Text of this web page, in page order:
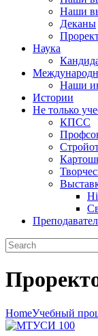
Наши
Деканы
Наука
Наши
Истории
Не только
КПСС
HomeУчебный